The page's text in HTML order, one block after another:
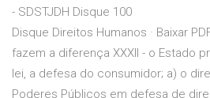
- SDSTJDH Disque 100
Disque Direitos Humanos · Baixar
fazem a diferença XXXII - o Estado
lei, a defesa do consumidor; a) o
Poderes Públicos em defesa de